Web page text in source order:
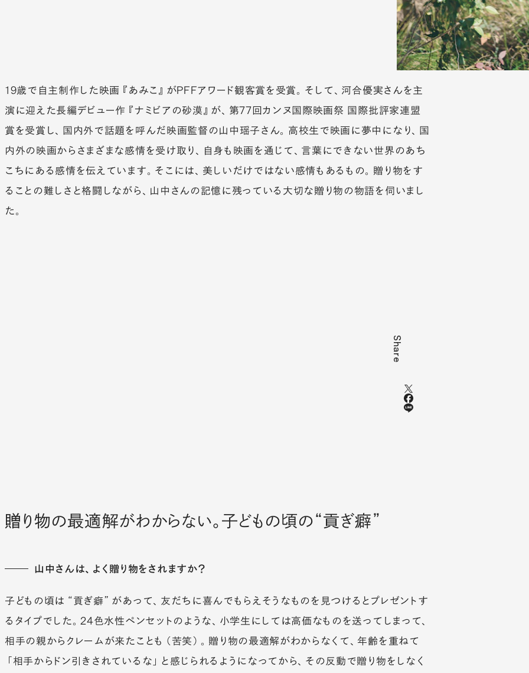
19歳で自主制作した映画『あみこ』がPFFアワード観客賞を受賞。そして、河合優実さんを主
演に迎えた長編デビュー作『ナミビアの砂漠』が、第77回カンヌ国際映画祭 国際批評家連盟
賞を受賞し、国内外で話題を呼んだ映画監督の山中瑶子さん。高校生で映画に夢中になり、国
内外の映画からさまざまな感情を受け取り、自身も映画を通じて、言葉にできない世界のあち
こちにある感情を伝えています。そこには、美しいだけではない感情もあるもの。贈り物をす
ることの難しさと格闘しながら、山中さんの記憶に残っている大切な贈り物の物語を伺いまし
た。
Share
贈り物の最適解がわからない。子どもの頃の“貢ぎ癖”
山中さんは、よく贈り物をされますか？
子どもの頃は“貢ぎ癖”があって、友だちに喜んでもらえそうなものを見つけるとプレゼントす
るタイプでした。24色水性ペンセットのような、小学生にしては高価なものを送ってしまって、
相手の親からクレームが来たことも（苦笑）。贈り物の最適解がわからなくて、年齢を重ねて
「相手からドン引きされているな」と感じられるようになってから、その反動で贈り物をしなく